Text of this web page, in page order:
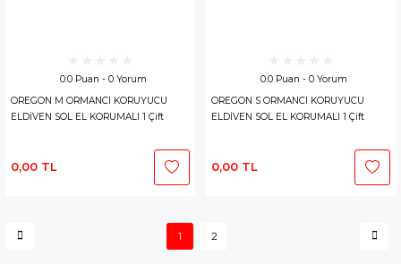
0.0 Puan - 0 Yorum
OREGON M ORMANCI KORUYUCU
ELDİVEN SOL EL KORUMALI 1 Çift
0,00 TL
0.0 Puan - 0 Yorum
OREGON S ORMANCI KORUYUCU
ELDİVEN SOL EL KORUMALI 1 Çift
0,00 TL
1 2